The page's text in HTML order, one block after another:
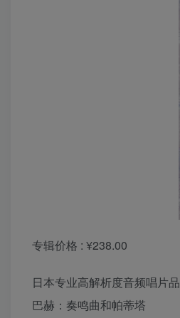
专辑价格 : ¥238.00
日本专业高解析度音频唱片
巴赫：奏鸣曲和帕蒂塔